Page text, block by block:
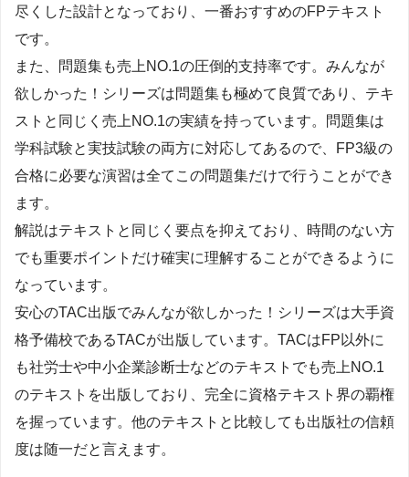
尽くした設計となっており、一番おすすめのFPテキスト
です。
また、問題集も売上NO.1の圧倒的支持率です。みんなが
欲しかった！シリーズは問題集も極めて良質であり、テキ
ストと同じく売上NO.1の実績を持っています。問題集は
学科試験と実技試験の両方に対応してあるので、FP3級の
合格に必要な演習は全てこの問題集だけで行うことができ
ます。
解説はテキストと同じく要点を抑えており、時間のない方
でも重要ポイントだけ確実に理解することができるように
なっています。
安心のTAC出版でみんなが欲しかった！シリーズは大手資
格予備校であるTACが出版しています。TACはFP以外に
も社労士や中小企業診断士などのテキストでも売上NO.1
のテキストを出版しており、完全に資格テキスト界の覇権
を握っています。他のテキストと比較しても出版社の信頼
度は随一だと言えます。